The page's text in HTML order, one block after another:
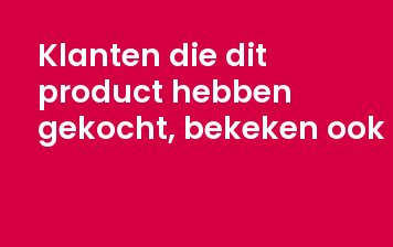
Klanten die dit
product hebben
gekocht, bekeken ook